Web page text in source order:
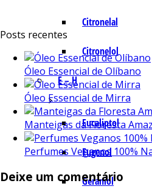
Citronelal
Citronelol
E – H
Eucaliptol
Eugenol
Geraniol
Posts recentes
Óleo Essencial de Olíbano
Óleo Essencial de Mirra
Manteigas da Floresta
Perfumes Veganos 100%
Deixe um comentário